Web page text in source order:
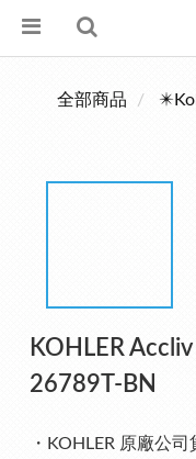
全部商品
KOHLER
26789T-BN
・KOHLER 原廠公司